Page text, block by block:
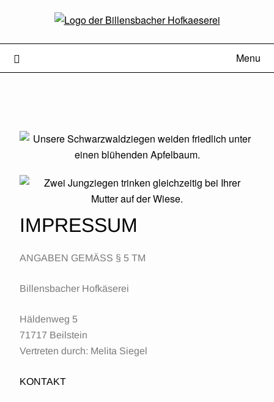
Menu
IMPRESSUM
ANGABEN GEMÄSS § 5 TM
Billensbacher Hofkäserei
Häldenweg 5
71717 Beilstein
Vertreten durch: Melita Siegel
KONTAKT